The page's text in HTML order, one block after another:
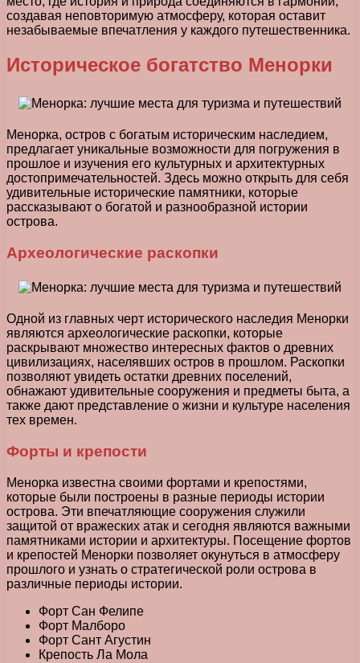
создавая неповторимую атмосферу, которая оставит
незабываемые впечатления у каждого путешественника.
Историческое богатство Менорки
Менорка, остров с богатым историческим наследием,
предлагает уникальные возможности для погружения в
прошлое и изучения его культурных и архитектурных
достопримечательностей. Здесь можно открыть для себя
удивительные исторические памятники, которые
рассказывают о богатой и разнообразной истории
острова.
Археологические раскопки
Одной из главных черт исторического наследия Менорки
являются археологические раскопки, которые
раскрывают множество интересных фактов о древних
цивилизациях, населявших остров в прошлом. Раскопки
позволяют увидеть остатки древних поселений,
обнажают удивительные сооружения и предметы быта, а
также дают представление о жизни и культуре населения
тех времен.
Форты и крепости
Менорка известна своими фортами и крепостями,
которые были построены в разные периоды истории
острова. Эти впечатляющие сооружения служили
защитой от вражеских атак и сегодня являются важными
памятниками истории и архитектуры. Посещение фортов
и крепостей Менорки позволяет окунуться в атмосферу
прошлого и узнать о стратегической роли острова в
различные периоды истории.
Форт Сан Фелипе
Форт Малборо
Форт Сант Агустин
Крепость Ла Мола